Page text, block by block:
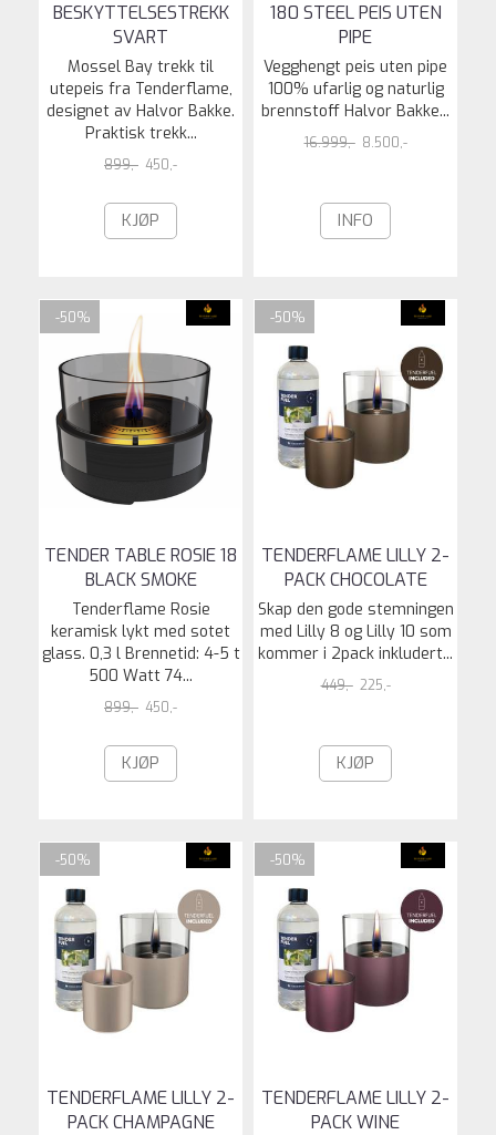
BESKYTTELSESTREKK
SVART
Mossel Bay trekk til
utepeis fra Tenderflame,
designet av Halvor Bakke.
Praktisk trekk...
899,- 450,-
KJØP
180 STEEL PEIS UTEN
PIPE
Vegghengt peis uten pipe
100% ufarlig og naturlig
brennstoff Halvor Bakke...
16.999,- 8.500,-
INFO
-50%
TENDER TABLE ROSIE 18
BLACK SMOKE
Tenderflame Rosie
keramisk lykt med sotet
glass. 0,3 l Brennetid: 4-5 t
500 Watt 74...
899,- 450,-
KJØP
-50%
TENDERFLAME LILLY 2-
PACK CHOCOLATE
Skap den gode stemningen
med Lilly 8 og Lilly 10 som
kommer i 2pack inkludert...
449,- 225,-
KJØP
-50%
TENDERFLAME LILLY 2-
PACK CHAMPAGNE
-50%
TENDERFLAME LILLY 2-
PACK WINE